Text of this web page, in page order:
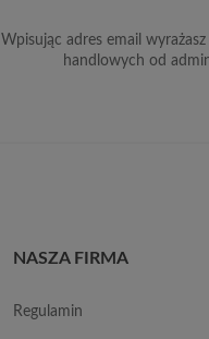
Wpisując adres email
handlowych od
NASZA FIRMA
regulamin